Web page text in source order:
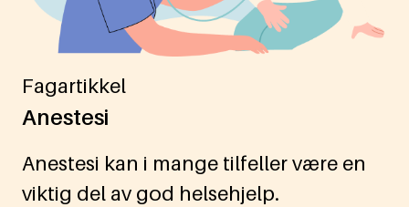
Fagartikkel
Anestesi
Anestesi kan i mange tilfeller være en
viktig del av god helsehjelp.